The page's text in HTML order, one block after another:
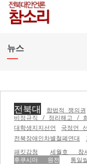
뉴스
전북대 합법적 쟁의권
비정규직 / 정리해고 /
대학생지지선언
국정언
전북장애인차별철폐연대
패킷감청 세월호 참
후쿠시마 원전 통일